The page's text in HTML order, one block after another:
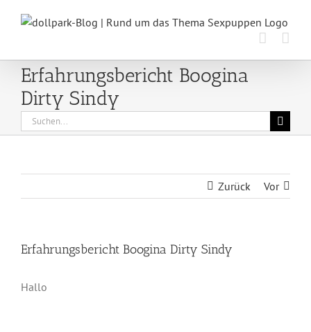
Inhalt
Erfahrungsbericht Boogina
Dirty Sindy
Suche
nach:
Zurück Vor
Erfahrungsbericht Boogina Dirty Sindy
Hallo